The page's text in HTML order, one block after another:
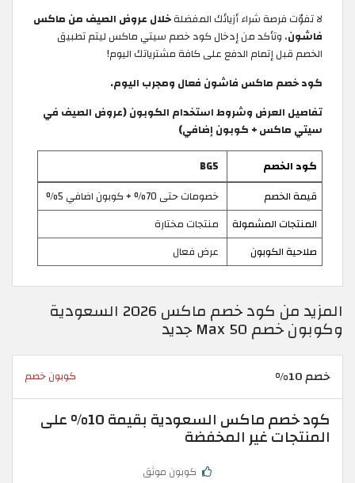
لا تفوّت فرصة شراء أزيائك المفضلةخلال عروض الصيف من ماكس
فاشون، وتأكد من إدخال كود خصم سيتي ماكس ليتم تطبيق
الخصم قبل إتمام الدفع على كافة مشترياتك اليوم!
كود خصم ماكس فاشون فعال ومجرب اليوم.
تفاصيل العرض وشروط استخدام الكوبون (عروض الصيف في
سيتي ماكس + كوبون إضافي)
كود الخصم
BG5
قيمة الخصم
خصومات حتى 70% + كوبون اضافي 5%
المنتجات المشمولة
منتجات مختارة
صلاحية الكوبون
عرض فعال
المزيد من كود خصم ماكس 2026 السعودية
وكوبون خصم Max 50 جديد
خصم 10% كوبون خصم
كود خصم ماكس السعودية بقيمة 10% على
المنتجات غير المخفضة
كوبون موثق